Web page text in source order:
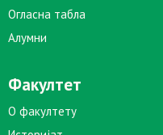
Огласна табла
Алумни
Факултет
О факултету